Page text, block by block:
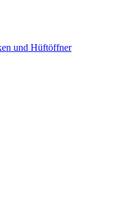
und Hüftöffner